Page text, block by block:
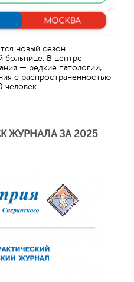
новый сезон
больнице. В центре
— редкие патологии,
с распространенностью
человек.
ЖУРНАЛА ЗА 2025